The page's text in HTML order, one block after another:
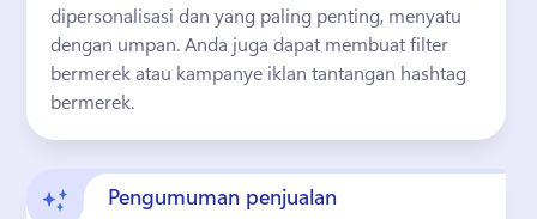
dipersonalisasi dan yang paling penting, menyatu
dengan umpan. Anda juga dapat membuat filter
bermerek atau kampanye iklan tantangan hashtag
bermerek.
Pengumuman penjualan